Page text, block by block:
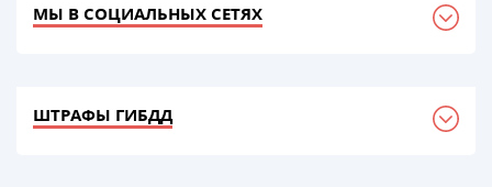
МЫ В СОЦИАЛЬНЫХ СЕТЯХ
ШТРАФЫ ГИБДД